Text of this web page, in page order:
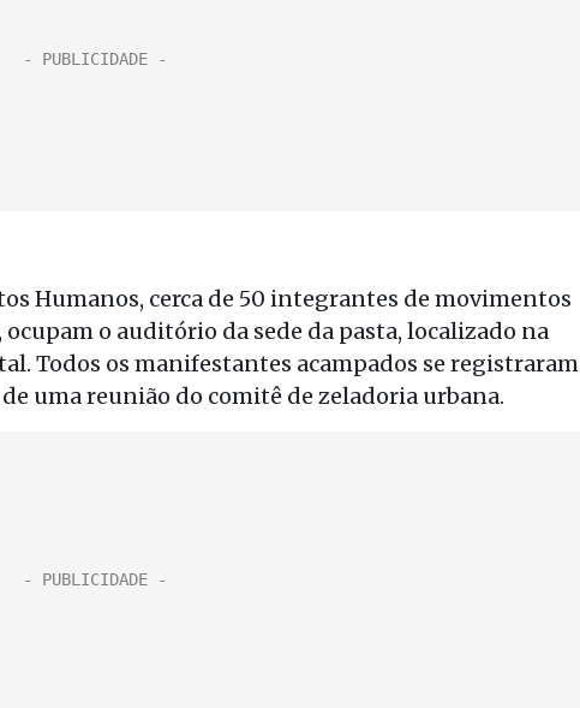
Humanos, cerca de 50 integrantes de movimentos
ocupam o auditório da sede da pasta, localizado na
Todos os manifestantes acampados se registraram
uma reunião do comitê de zeladoria urbana.